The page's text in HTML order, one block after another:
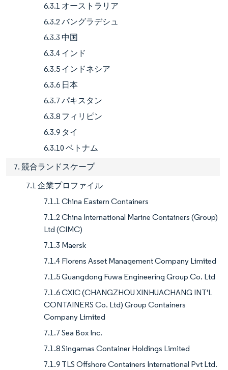
6.3.1 オーストラリア
6.3.2 バングラデシュ
6.3.3 中国
6.3.4 インド
6.3.5 インドネシア
6.3.6 日本
6.3.7 パキスタン
6.3.8 フィリピン
6.3.9 タイ
6.3.10 ベトナム
7. 競合ランドスケープ
7.1 企業プロファイル
7.1.1 China Eastern Containers
7.1.2 China International Marine Containers (Group)
Ltd (CIMC)
7.1.3 Maersk
7.1.4 Florens Asset Management Company Limited
7.1.5 Guangdong Fuwa Engineering Group Co. Ltd
7.1.6 CXIC (CHANGZHOU XINHUACHANG INT'L
CONTAINERS Co. Ltd) Group Containers
Company Limited
7.1.7 Sea Box Inc.
7.1.8 Singamas Container Holdings Limited
7.1.9 TLS Offshore Containers International Pvt Ltd.